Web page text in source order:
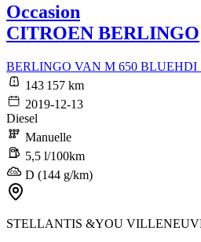
Occasion
CITROEN BERLINGO
BERLINGO VAN M 650 BLUEHDI
143 157 km
2019-12-13
Diesel
Manuelle
5,5 l/100km
D (144 g/km)
STELLANTIS &YOU